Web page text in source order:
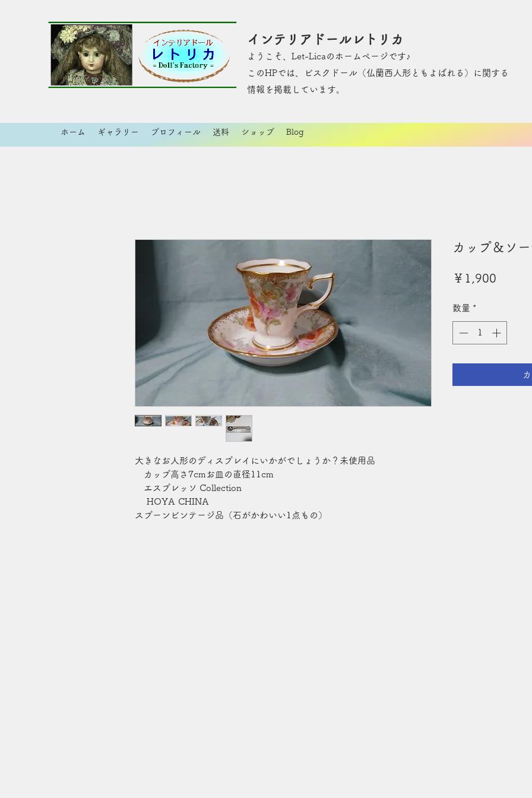
インテリアドールレトリカ
ようこそ、Let-Licaのホームページです♪
​このHPでは、ビスクドール（仏蘭西人形ともよばれる）に関する
情報を掲載しています。
ホーム ギャラリー プロフィール 送料 ショップ Blog
大きなお人形のディスプレイにいかがでしょうか？未使用品
カップ高さ7cmお皿の直径11cm
エスプレッソ Collection
HOYA CHINA
スプーンビンテージ品（石がかわいい1点もの）
カップ＆ソ
￥1,900
数量 *